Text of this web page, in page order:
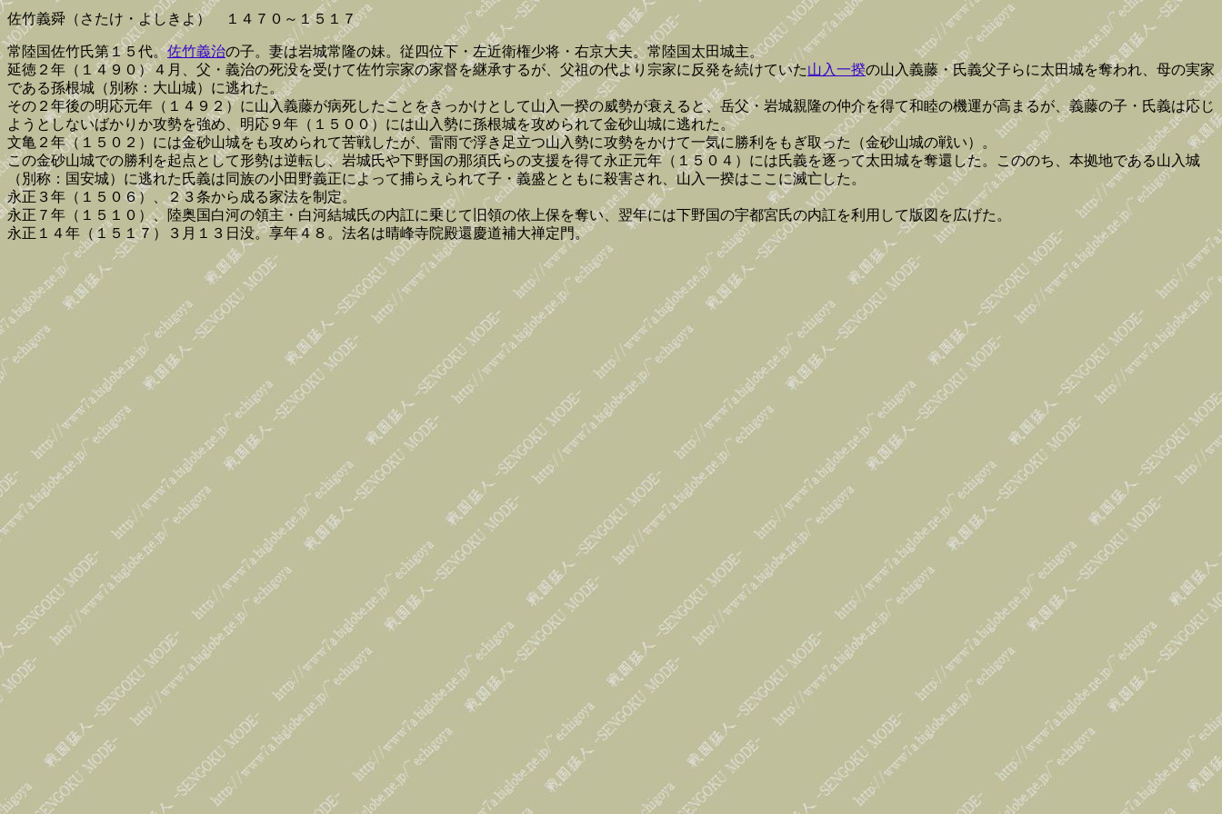
佐竹義舜（さたけ・よしきよ） １４７０～１５１７
常陸国佐竹氏第１５代。佐竹義治の子。妻は岩城常隆の妹。従四位下・左近衛権少将・右京大夫。常陸国太田城主。
延徳２年（１４９０）４月、父・義治の死没を受けて佐竹宗家の家督を継承するが、父祖の代より宗家に反発を続けていた山入一揆の山入義藤・氏義父子らに太田城を奪われ、母の実家
である孫根城（別称：大山城）に逃れた。
その２年後の明応元年（１４９２）に山入義藤が病死したことをきっかけとして山入一揆の威勢が衰えると、岳父・岩城親隆の仲介を得て和睦の機運が高まるが、義藤の子・氏義は応じ
ようとしないばかりか攻勢を強め、明応９年（１５００）には山入勢に孫根城を攻められて金砂山城に逃れた。
文亀２年（１５０２）には金砂山城をも攻められて苦戦したが、雷雨で浮き足立つ山入勢に攻勢をかけて一気に勝利をもぎ取った（金砂山城の戦い）。
この金砂山城での勝利を起点として形勢は逆転し、岩城氏や下野国の那須氏らの支援を得て永正元年（１５０４）には氏義を逐って太田城を奪還した。こののち、本拠地である山入城
（別称：国安城）に逃れた氏義は同族の小田野義正によって捕らえられて子・義盛とともに殺害され、山入一揆はここに滅亡した。
永正３年（１５０６）、２３条から成る家法を制定。
永正７年（１５１０）、陸奥国白河の領主・白河結城氏の内訌に乗じて旧領の依上保を奪い、翌年には下野国の宇都宮氏の内訌を利用して版図を広げた。
永正１４年（１５１７）３月１３日没。享年４８。法名は晴峰寺院殿還慶道補大禅定門。